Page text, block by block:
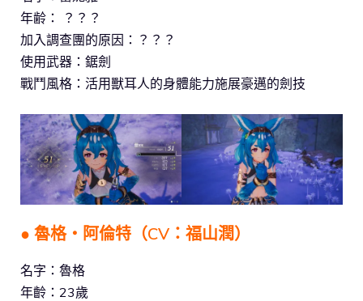
年齢： ？？？
加入調查團的原因：？？？
使用武器：鋸劍
戰鬥風格：活用獸耳人的身體能力施展豪邁的劍技
● 魯格‧阿倫特（CV：福山潤）
名字：魯格
年齡：23歲